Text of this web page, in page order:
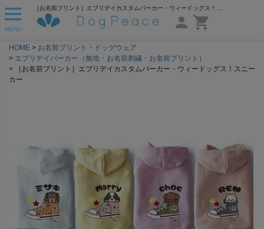
MENU
HOME
お名前プリント・ドッグウェア
エブリデイパーカー（無地・お名前刺繍・お名前プリント）
［お名前プリント］エブリデイカスタムパーカー・ウィードッグス！スニー
カー